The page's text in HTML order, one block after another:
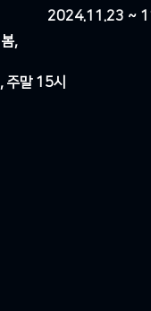
,
2024.11.23 ~
주말 15시